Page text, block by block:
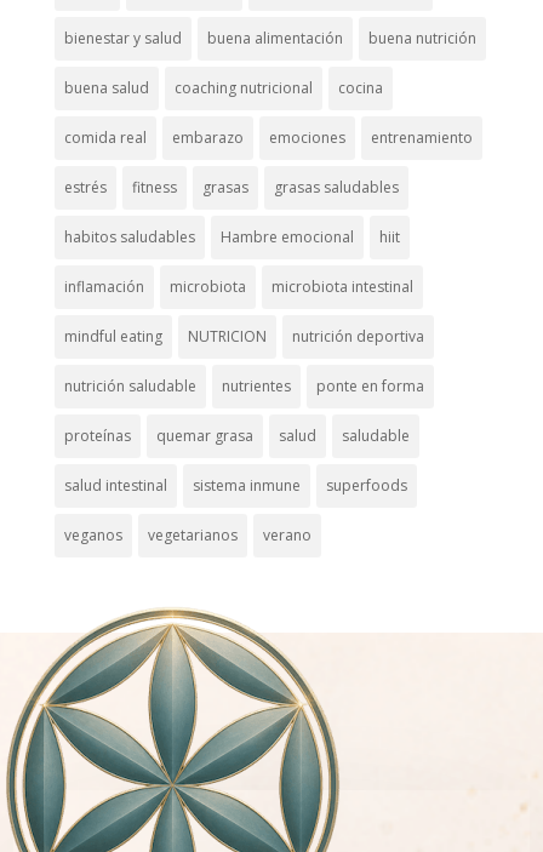
bienestar y salud buena alimentación buena nutrición
buena salud coaching nutricional cocina
comida real embarazo emociones entrenamiento
estrés fitness grasas grasas saludables
habitos saludables Hambre emocional hiit
inflamación microbiota microbiota intestinal
mindful eating NUTRICION nutrición deportiva
nutrición saludable nutrientes ponte en forma
proteínas quemar grasa salud saludable
salud intestinal sistema inmune superfoods
veganos vegetarianos verano